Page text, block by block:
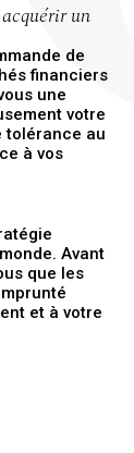
un
de
financiers
une
votre
tolérance au
à vos
Avant
que les
et à votre